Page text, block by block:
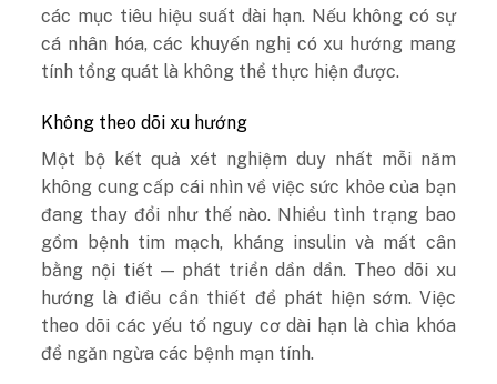
các mục tiêu hiệu suất dài hạn. Nếu không có sự
cá nhân hóa, các khuyến nghị có xu hướng mang
tính tổng quát là không thể thực hiện được.
Không theo dõi xu hướng
Một bộ kết quả xét nghiệm duy nhất mỗi năm
không cung cấp cái nhìn về việc sức khỏe của bạn
đang thay đổi như thế nào. Nhiều tình trạng bao
gồm bệnh tim mạch, kháng insulin và mất cân
bằng nội tiết — phát triển dần dần. Theo dõi xu
hướng là điều cần thiết để phát hiện sớm. Việc
theo dõi các yếu tố nguy cơ dài hạn là chìa khóa
để ngăn ngừa các bệnh mạn tính.